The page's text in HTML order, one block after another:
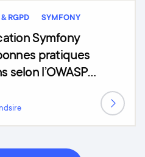
RGPD SYMFONY
Symfony
pratiques
selon l’OWASP